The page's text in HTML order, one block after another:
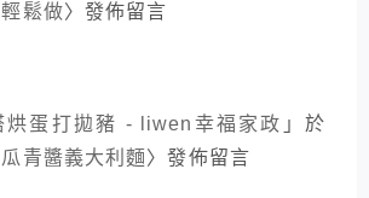
鬆做〉發佈留言
烘蛋打拋豬 - liwen幸福家政 」於
青醬義大利麵〉發佈留言